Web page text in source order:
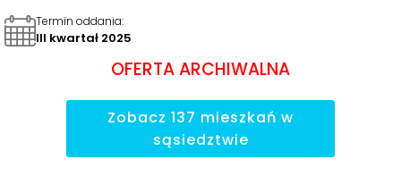
Termin oddania:
III kwartał 2025
OFERTA ARCHIWALNA
Zobacz 137 mieszkań w
sąsiedztwie